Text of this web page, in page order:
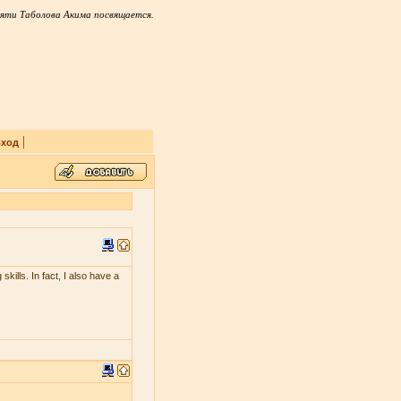
Таболова Акима посвящается.
|
skills. In fact, I also have a